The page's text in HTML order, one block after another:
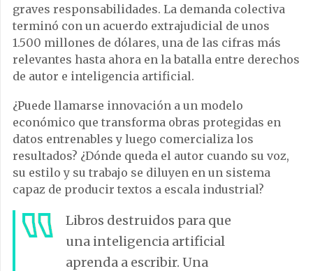
graves responsabilidades. La demanda colectiva
terminó con un acuerdo extrajudicial de unos
1.500 millones de dólares, una de las cifras más
relevantes hasta ahora en la batalla entre derechos
de autor e inteligencia artificial.
¿Puede llamarse innovación a un modelo
económico que transforma obras protegidas en
datos entrenables y luego comercializa los
resultados? ¿Dónde queda el autor cuando su voz,
su estilo y su trabajo se diluyen en un sistema
capaz de producir textos a escala industrial?
Libros destruidos para que
una inteligencia artificial
aprenda a escribir. Una